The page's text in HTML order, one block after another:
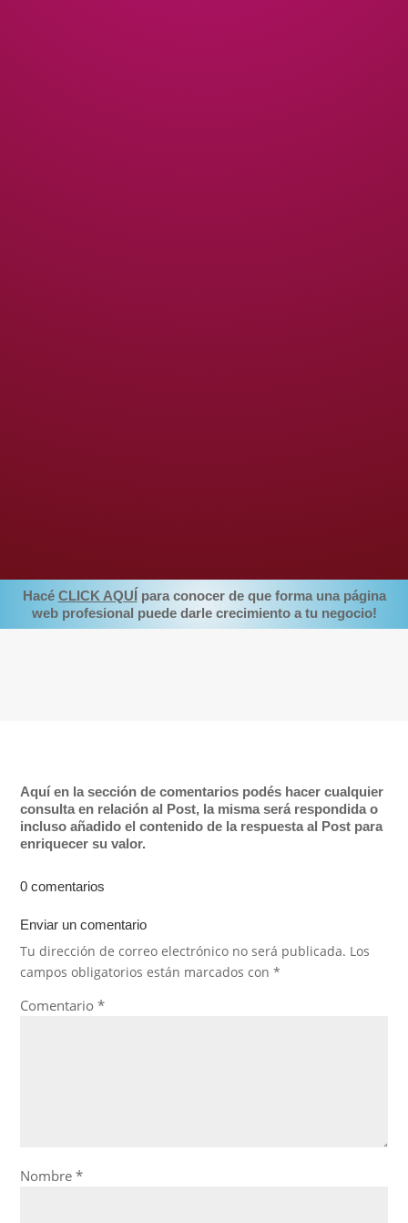
Hacé CLICK AQUÍpara conocer de que forma una página
web profesional puede darle crecimiento a tu negocio!
Aquí en la sección de comentarios podés hacer cualquier
consulta en relación al Post, la misma será respondida o
incluso añadido el contenido de la respuesta al Post para
enriquecer su valor.
0 comentarios
Enviar un comentario
Tu dirección de correo electrónico no será publicada. Los
campos obligatorios están marcados con*
Comentario*
Nombre*